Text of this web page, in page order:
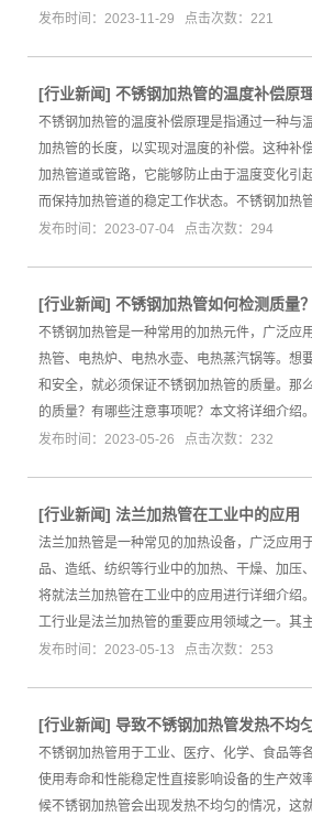
发布时间：2023-11-29 点击次数：221
[行业新闻] 不锈钢加热管的温度补偿原
不锈钢加热管的温度补偿原理是指通过一种与
加热管的长度，以实现对温度的补偿。这种补
加热管道或管路，它能够防止由于温度变化引
而保持加热管道的稳定工作状态。不锈钢加热
发布时间：2023-07-04 点击次数：294
[行业新闻] 不锈钢加热管如何检测质量
不锈钢加热管是一种常用的加热元件，广泛应
热管、电热炉、电热水壶、电热蒸汽锅等。想
和安全，就必须保证不锈钢加热管的质量。那
的质量？有哪些注意事项呢？本文将详细介绍
发布时间：2023-05-26 点击次数：232
[行业新闻] 法兰加热管在工业中的应用
法兰加热管是一种常见的加热设备，广泛应用
品、造纸、纺织等行业中的加热、干燥、加压
将就法兰加热管在工业中的应用进行详细介绍
工行业是法兰加热管的重要应用领域之一。其
发布时间：2023-05-13 点击次数：253
[行业新闻] 导致不锈钢加热管发热不均
不锈钢加热管用于工业、医疗、化学、食品等
使用寿命和性能稳定性直接影响设备的生产效
候不锈钢加热管会出现发热不均匀的情况，这